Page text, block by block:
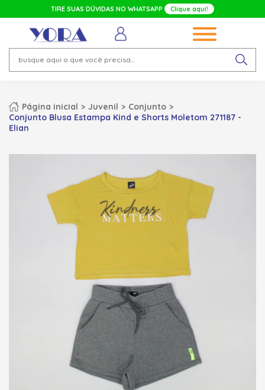
TIRE SUAS DÚVIDAS NO WHATSAPP Clique aqui!
Página inicial Juvenil
Conjunto
Conjunto Blusa Estampa Kind e Shorts Moletom 271187 -
Elian